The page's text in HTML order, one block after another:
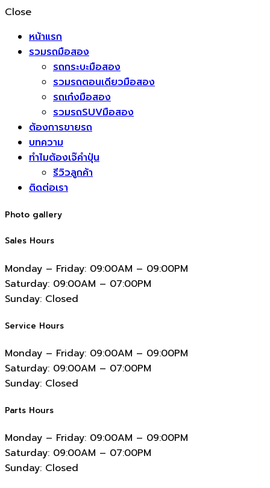
Close
หน้าแรก
รวมรถมือสอง
รถกระบะมือสอง
รวมรถตอนเดียวมือสอง
รถเก๋งมือสอง
รวมรถSUVมือสอง
ต้องการขายรถ
บทความ
ทำไมต้องเจ๊คำปุ่น
รีวิวลูกค้า
ติดต่อเรา
Photo gallery
Sales Hours
Monday – Friday: 09:00AM – 09:00PM
Saturday: 09:00AM – 07:00PM
Sunday: Closed
Service Hours
Monday – Friday: 09:00AM – 09:00PM
Saturday: 09:00AM – 07:00PM
Sunday: Closed
Parts Hours
Monday – Friday: 09:00AM – 09:00PM
Saturday: 09:00AM – 07:00PM
Sunday: Closed